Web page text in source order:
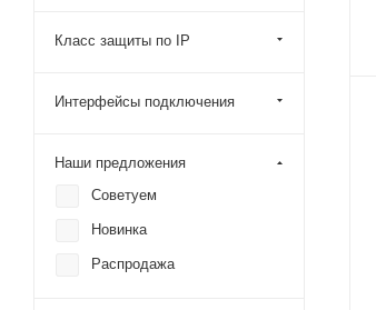
Класс защиты по IP
Интерфейсы подключения
Наши предложения
Советуем
Новинка
Распродажа